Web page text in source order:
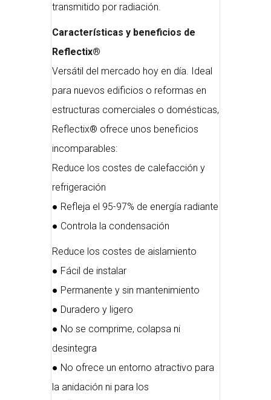
transmitido por radiación.
Características y beneficios de
Reflectix®
Versátil del mercado hoy en día. Ideal
para nuevos edificios o reformas en
estructuras comerciales o domésticas,
Reflectix® ofrece unos beneficios
incomparables:
Reduce los costes de calefacción y
refrigeración
● Refleja el 95-97% de energía radiante
● Controla la condensación
Reduce los costes de aislamiento
● Fácil de instalar
● Permanente y sin mantenimiento
● Duradero y ligero
● No se comprime, colapsa ni
desintegra
● No ofrece un entorno atractivo para
la anidación ni para los